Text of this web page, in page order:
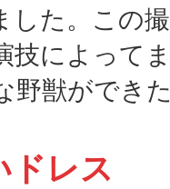
した。この
技によって
野獣ができ
レス